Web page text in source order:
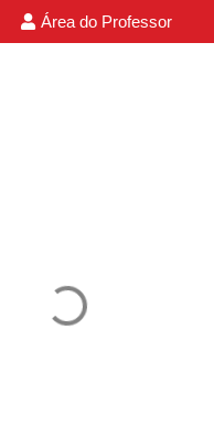
Área do Professor